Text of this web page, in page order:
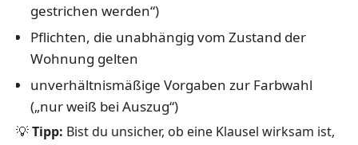
gestrichen werden“)
Pflichten, die unabhängig vom Zustand der
Wohnung gelten
unverhältnismäßige Vorgaben zur Farbwahl
(„nur weiß bei Auszug“)
💡Tipp: Bist du unsicher, ob eine Klausel wirksam ist,